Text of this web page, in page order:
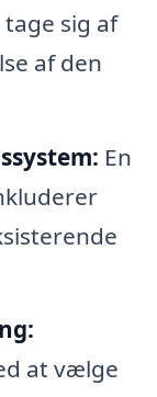
sig af
af den
En
at vælge